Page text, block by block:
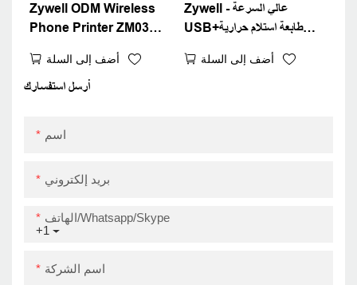
Zywell ODM Wireless
Phone Printer ZM03
Pocket Thermal Bill
Printer
أضف إلى السلة
Zywell - عالي السرعة
USB+طابعة استلام حرارية
بطارية USB+BT
أضف إلى السلة
أرسل استفسارك
اسم
بريد إلكتروني
+1
الهاتف/Whatsapp/Skype
اسم الشركة